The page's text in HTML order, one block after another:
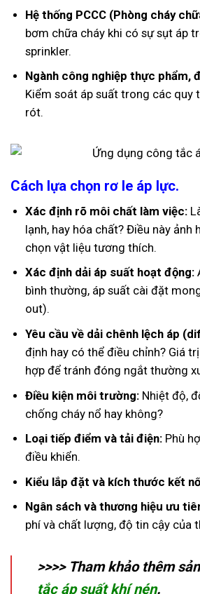
Hệ thống PCCC (Phòng cháy
bơm chữa cháy khi có sự sụt áp
sprinkler.
Ngành công nghiệp thực phẩm,
Kiểm soát áp suất trong các quy
rót.
Cách lựa chọn rơ le áp lực.
Xác định rõ môi chất làm việc:
lạnh, hay hóa chất? Điều này ảnh
chọn vật liệu tương thích.
Xác định dải áp suất hoạt động:
bình thường, áp suất cài đặt
out).
Yêu cầu về dải chênh lệch áp
định hay có thể điều chỉnh? Giá
hợp để tránh đóng ngắt thường
Điều kiện môi trường:Nhiệt độ,
chống cháy nổ hay không?
Loại tiếp điểm và tải điện:Phù
điều khiển.
Kiểu lắp đặt và kích thước kết
Ngân sách và thương hiệu ưu
phí và chất lượng, độ tin cậy của
>>>> Tham khảo thêm
tắc áp suất khí nén.